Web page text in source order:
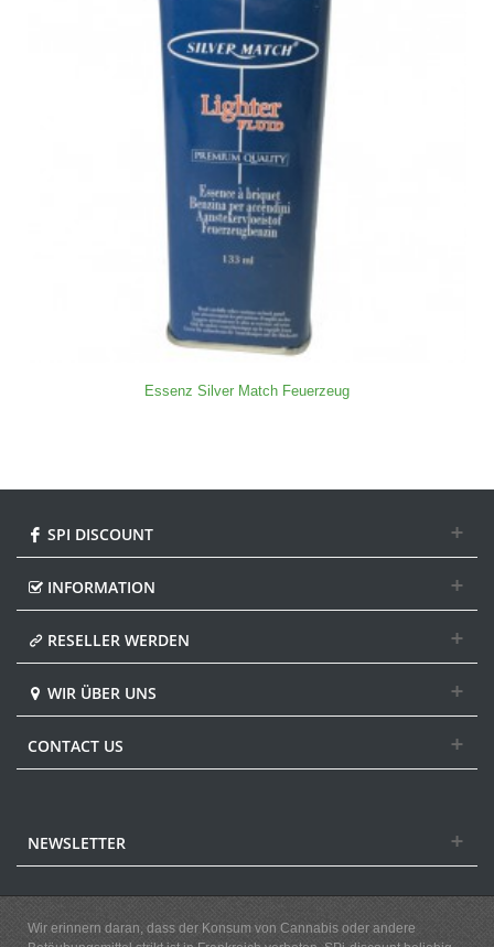
Essenz Silver Match Feuerzeug
SPI DISCOUNT
INFORMATION
RESELLER WERDEN
WIR ÜBER UNS
CONTACT US
NEWSLETTER
Wir erinnern daran, dass der Konsum von Cannabis oder andere